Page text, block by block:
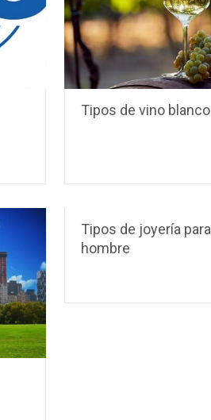
Tipos de vino blanco
Tipos de joyería para
hombre